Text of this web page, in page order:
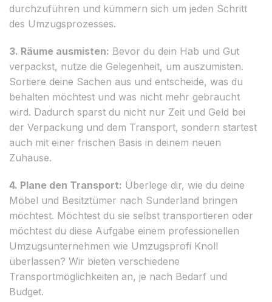
durchzuführen und kümmern sich um jeden Schritt
des Umzugsprozesses.
3. Räume ausmisten: Bevor du dein Hab und Gut
verpackst, nutze die Gelegenheit, um auszumisten.
Sortiere deine Sachen aus und entscheide, was du
behalten möchtest und was nicht mehr gebraucht
wird. Dadurch sparst du nicht nur Zeit und Geld bei
der Verpackung und dem Transport, sondern startest
auch mit einer frischen Basis in deinem neuen
Zuhause.
4. Plane den Transport: Überlege dir, wie du deine
Möbel und Besitztümer nach Sunderland bringen
möchtest. Möchtest du sie selbst transportieren oder
möchtest du diese Aufgabe einem professionellen
Umzugsunternehmen wie Umzugsprofi Knoll
überlassen? Wir bieten verschiedene
Transportmöglichkeiten an, je nach Bedarf und
Budget.